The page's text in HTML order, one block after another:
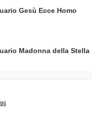
Gesù Ecce Homo
Madonna della Stella